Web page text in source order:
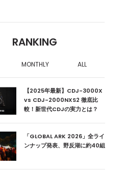
RANKING
MONTHLY ALL
【2025年最新】CDJ-3000X
vs CDJ-2000NXS2 徹底比
較！新世代CDJの実力とは？
「GLOBAL ARK 2026」全ライ
ンナップ発表、野反湖に約40組